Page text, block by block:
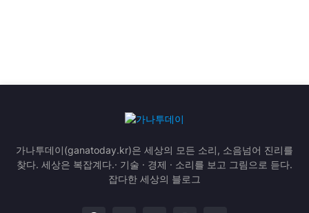
가나투데이(ganatoday.kr)은 세상의 모든 소리, 소음넘어 진리를
찾다. 세상은 복잡계다.· 기술 · 경제 · 소리를 보고 그림으로 듣다.
잡다한 세상의 블로그